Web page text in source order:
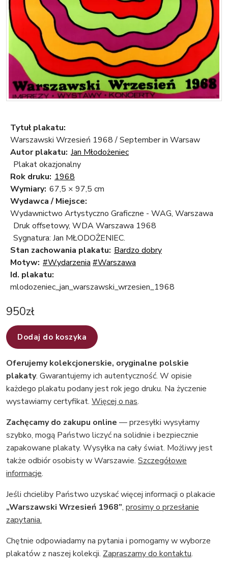
Tytuł plakatu:
Warszawski Wrzesień 1968 / September in Warsaw
Autor plakatu: Jan Młodożeniec
Plakat okazjonalny
Rok druku: 1968
Wymiary: 67,5 × 97,5 cm
Wydawca / Miejsce:
Wydawnictwo Artystyczno Graficzne - WAG, Warszawa
Druk offsetowy, WDA Warszawa 1968
Sygnatura: Jan MŁODOŻENIEC.
Stan zachowania plakatu: Bardzo dobry
Motyw: #Wydarzenia #Warszawa
Id. plakatu:
mlodozeniec_jan_warszawski_wrzesien_1968
950zł
Dodaj do koszyka
Oferujemy kolekcjonerskie, oryginalne polskie
plakaty. Gwarantujemy ich autentyczność. W opisie
każdego plakatu podany jest rok jego druku. Na życzenie
wystawiamy certyfikat. Więcej o nas.
Zachęcamy do zakupu online — przesyłki wysyłamy
szybko, mogą Państwo liczyć na solidnie i bezpiecznie
zapakowane plakaty. Wysyłka na cały świat. Możliwy jest
także odbiór osobisty w Warszawie. Szczegółowe
informacje.
Jeśli chcieliby Państwo uzyskać więcej informacji o plakacie
„Warszawski Wrzesień 1968”, prosimy o przesłanie
zapytania.
Chętnie odpowiadamy na pytania i pomogamy w wyborze
plakatów z naszej kolekcji. Zapraszamy do kontaktu.